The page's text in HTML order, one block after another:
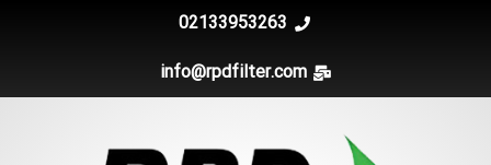
02133953263
info@rpdfilter.com